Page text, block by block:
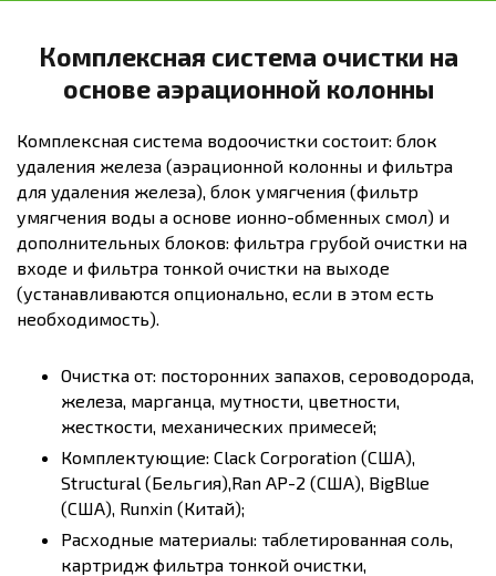
Комплексная система очистки на
основе аэрационной колонны
Комплексная система водоочистки состоит: блок
удаления железа (аэрационной колонны и фильтра
для удаления железа), блок умягчения (фильтр
умягчения воды а основе ионно-обменных смол) и
дополнительных блоков: фильтра грубой очистки на
входе и фильтра тонкой очистки на выходе
(устанавливаются опционально, если в этом есть
необходимость).
Очистка от: посторонних запахов, сероводорода,
железа, марганца, мутности, цветности,
жесткости, механических примесей;
Комплектующие: Clack Corporation (США),
Structural (Бельгия),Ran AP-2 (США), BigBlue
(США), Runxin (Китай);
Расходные материалы: таблетированная соль,
картридж фильтра тонкой очистки,